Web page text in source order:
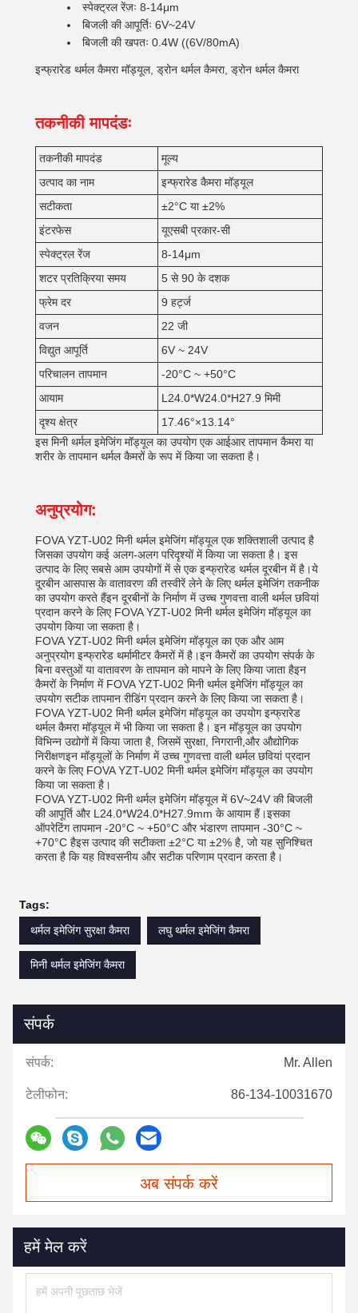
स्पेक्ट्रल रेंजः 8-14μm
बिजली की आपूर्तिः 6V~24V
बिजली की खपतः 0.4W ((6V/80mA)
इन्फ्रारेड थर्मल कैमरा मॉड्यूल, ड्रोन थर्मल कैमरा, ड्रोन थर्मल कैमरा
तकनीकी मापदंडः
तकनीकी मापदंड
मूल्य
उत्पाद का नाम
इन्फ्रारेड कैमरा मॉड्यूल
सटीकता
±2°C या ±2%
इंटरफेस
यूएसबी प्रकार-सी
स्पेक्ट्रल रेंज
8-14μm
शटर प्रतिक्रिया समय
5 से 90 के दशक
फ्रेम दर
9 हर्ट्ज
वजन
22 जी
विद्युत आपूर्ति
6V ~ 24V
परिचालन तापमान
-20°C ~ +50°C
आयाम
L24.0*W24.0*H27.9 मिमी
दृश्य क्षेत्र
17.46°×13.14°
इस मिनी थर्मल इमेजिंग मॉड्यूल का उपयोग एक आईआर तापमान कैमरा या
शरीर के तापमान थर्मल कैमरों के रूप में किया जा सकता है।
अनुप्रयोग:
FOVA YZT-U02 मिनी थर्मल इमेजिंग मॉड्यूल एक शक्तिशाली उत्पाद है
जिसका उपयोग कई अलग-अलग परिदृश्यों में किया जा सकता है। इस
उत्पाद के लिए सबसे आम उपयोगों में से एक इन्फ्रारेड थर्मल दूरबीन में है।ये
दूरबीन आसपास के वातावरण की तस्वीरें लेने के लिए थर्मल इमेजिंग तकनीक
का उपयोग करते हैंइन दूरबीनों के निर्माण में उच्च गुणवत्ता वाली थर्मल छवियां
प्रदान करने के लिए FOVA YZT-U02 मिनी थर्मल इमेजिंग मॉड्यूल का
उपयोग किया जा सकता है।
FOVA YZT-U02 मिनी थर्मल इमेजिंग मॉड्यूल का एक और आम
अनुप्रयोग इन्फ्रारेड थर्मामीटर कैमरों में है।इन कैमरों का उपयोग संपर्क के
बिना वस्तुओं या वातावरण के तापमान को मापने के लिए किया जाता हैइन
कैमरों के निर्माण में FOVA YZT-U02 मिनी थर्मल इमेजिंग मॉड्यूल का
उपयोग सटीक तापमान रीडिंग प्रदान करने के लिए किया जा सकता है।
FOVA YZT-U02 मिनी थर्मल इमेजिंग मॉड्यूल का उपयोग इन्फ्रारेड
थर्मल कैमरा मॉड्यूल में भी किया जा सकता है। इन मॉड्यूल का उपयोग
विभिन्न उद्योगों में किया जाता है, जिसमें सुरक्षा, निगरानी,और औद्योगिक
निरीक्षणइन मॉड्यूलों के निर्माण में उच्च गुणवत्ता वाली थर्मल छवियां प्रदान
करने के लिए FOVA YZT-U02 मिनी थर्मल इमेजिंग मॉड्यूल का उपयोग
किया जा सकता है।
FOVA YZT-U02 मिनी थर्मल इमेजिंग मॉड्यूल में 6V~24V की बिजली
की आपूर्ति और L24.0*W24.0*H27.9mm के आयाम हैं।इसका
ऑपरेटिंग तापमान -20°C ~ +50°C और भंडारण तापमान -30°C ~
+70°C हैइस उत्पाद की सटीकता ±2°C या ±2% है, जो यह सुनिश्चित
करता है कि यह विश्वसनीय और सटीक परिणाम प्रदान करता है।
Tags:
थर्मल इमेजिंग सुरक्षा कैमरा
लघु थर्मल इमेजिंग कैमरा
मिनी थर्मल इमेजिंग कैमरा
संपर्क
संपर्क: Mr. Allen
टेलीफोन: 86-134-10031670
अब संपर्क करें
हमें मेल करें